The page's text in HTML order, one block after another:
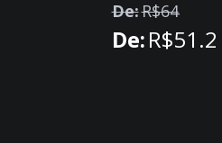
De:R$64
De:R$51.2